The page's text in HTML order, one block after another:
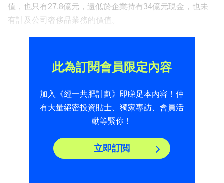
值，也只有27.8億元，遠低於企業持有34億元現金，也未
有計及公司奢侈品業務的價值。
此為訂閱會員限定內容
加入《經一共肥計劃》即睇足本內容！仲
有大量絕密投資貼士、獨家專訪、會員活
動等緊你！
立即訂閲